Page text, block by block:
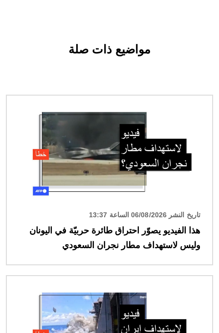
مواضيع ذات صلة
تاريخ النشر 06/08/2026 الساعة 13:37
هذا الفيديو يصوّر احتراق طائرة حربيّة في اليونان
وليس لاستهداف مطار نجران السعودي